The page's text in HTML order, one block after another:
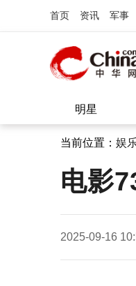
首页 资讯 军事
明星
当前位置： 娱
电影
2025-09-16